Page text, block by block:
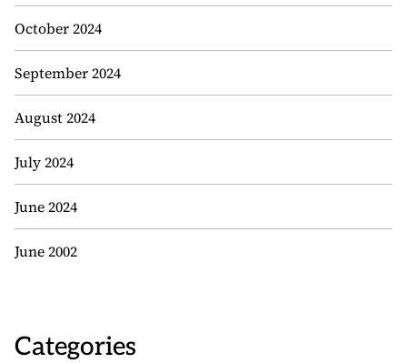
October 2024
September 2024
August 2024
July 2024
June 2024
June 2002
Categories